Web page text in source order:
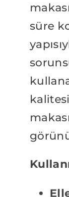
süre